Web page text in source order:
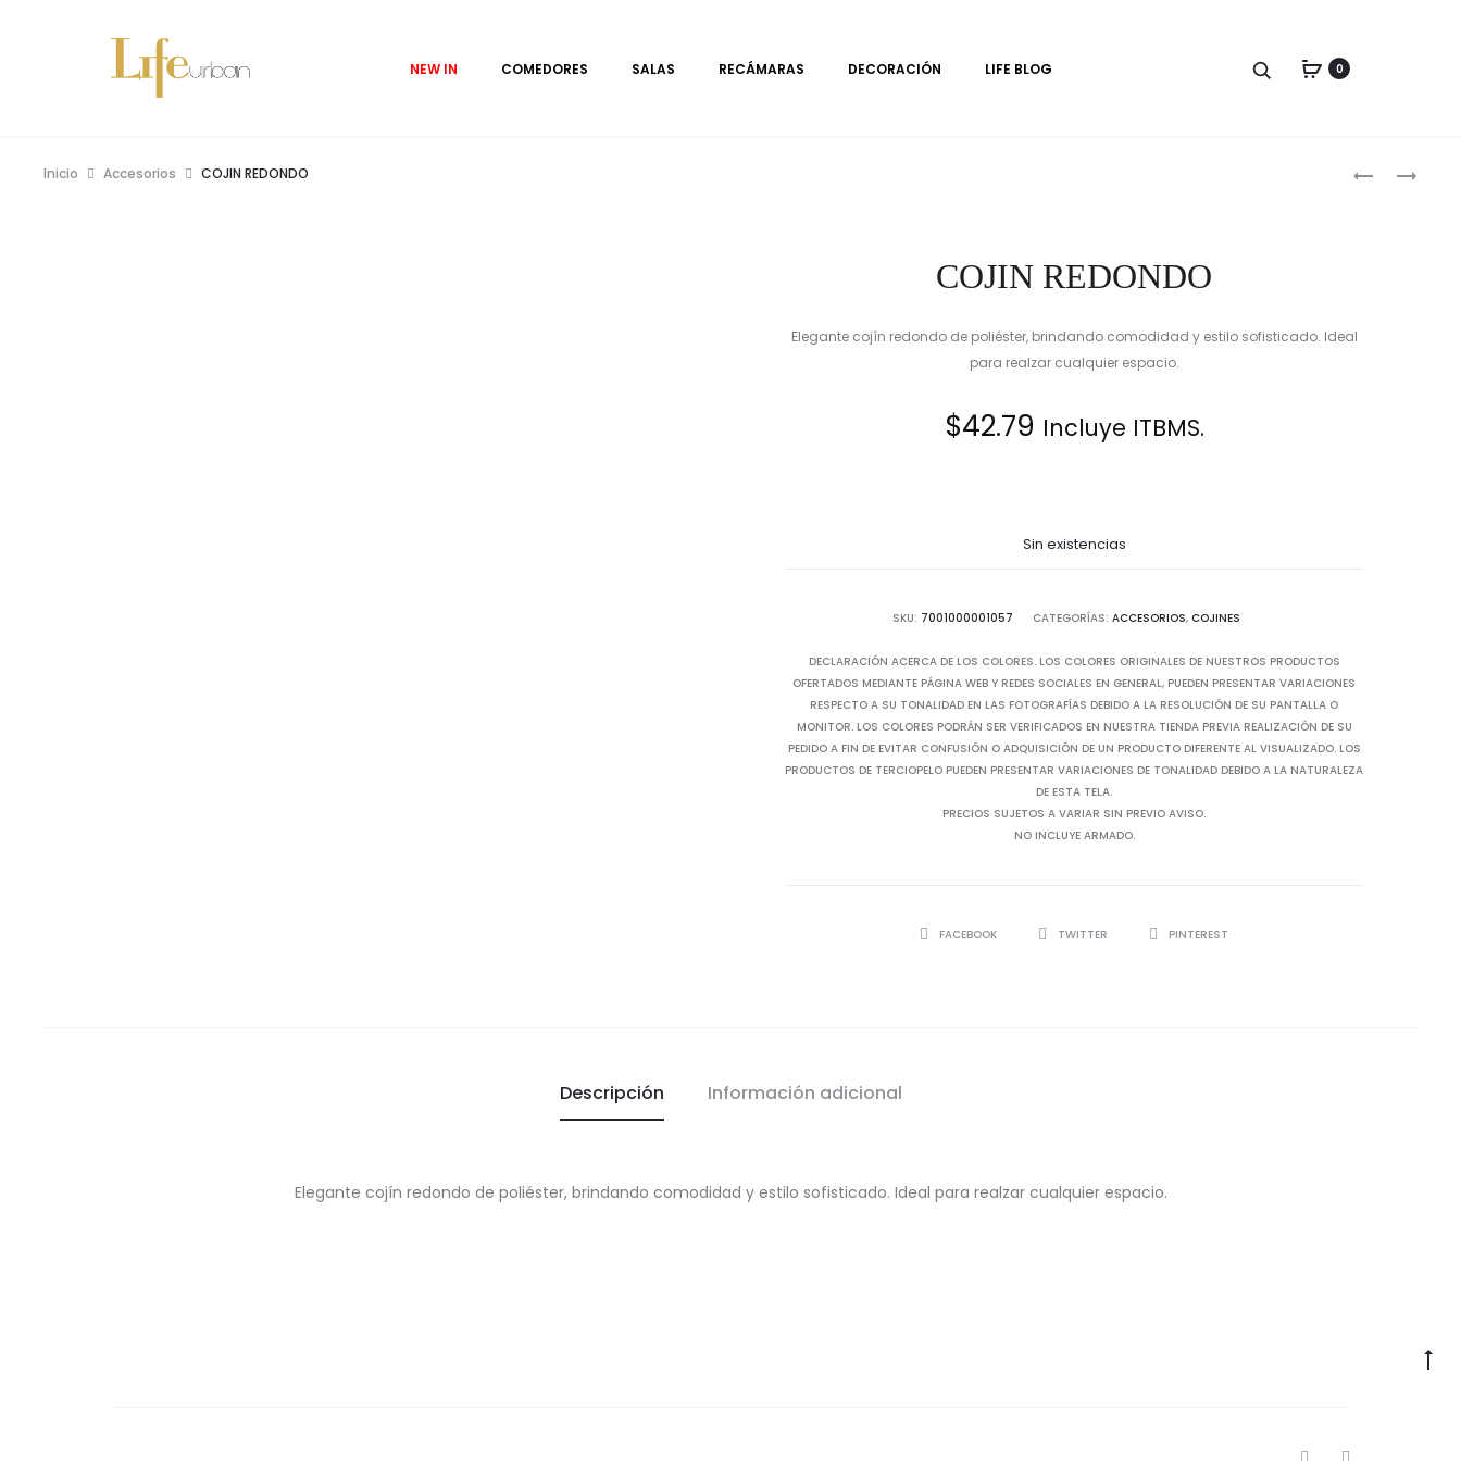
NEW IN COMEDORES SALAS RECÁMARAS DECORACIÓN LIFE BLOG 0
COJIN
COJIN
Inicio Accesorios COJIN REDONDO
COJIN REDONDO
Elegante cojín redondo de poliéster, brindando comodidad y estilo sofisticado. Ideal
para realzar cualquier espacio.
$42.79 Incluye ITBMS.
Sin existencias
SKU: 7001000001057 CATEGORÍAS: ACCESORIOS, COJINES
DECLARACIÓN ACERCA DE LOS COLORES. LOS COLORES ORIGINALES DE NUESTROS PRODUCTOS
OFERTADOS MEDIANTE PÁGINA WEB Y REDES SOCIALES EN GENERAL, PUEDEN PRESENTAR VARIACIONES
RESPECTO A SU TONALIDAD EN LAS FOTOGRAFÍAS DEBIDO A LA RESOLUCIÓN DE SU PANTALLA O
MONITOR. LOS COLORES PODRÁN SER VERIFICADOS EN NUESTRA TIENDA PREVIA REALIZACIÓN DE SU
PEDIDO A FIN DE EVITAR CONFUSIÓN O ADQUISICIÓN DE UN PRODUCTO DIFERENTE AL VISUALIZADO. LOS
PRODUCTOS DE TERCIOPELO PUEDEN PRESENTAR VARIACIONES DE TONALIDAD DEBIDO A LA NATURALEZA
DE ESTA TELA.
PRECIOS SUJETOS A VARIAR SIN PREVIO AVISO.
NO INCLUYE ARMADO.
SHAREFACEBOOK TWITTER PINTEREST
Descripción Información adicional
Elegante cojín redondo de poliéster, brindando comodidad y estilo sofisticado. Ideal para realzar cualquier espacio.